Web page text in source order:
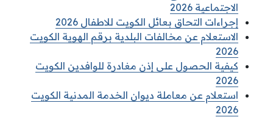
الاجتماعية 2026
إجراءات التحاق بعائل الكويت للاطفال 2026
الاستعلام عن مخالفات البلدية برقم الهوية الكويت
2026
كيفية الحصول على إذن مغادرة للوافدين الكويت
2026
استعلام عن معاملة ديوان الخدمة المدنية الكويت
2026